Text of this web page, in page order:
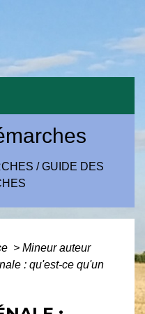
/GUIDE DES
> Mineur auteur
: qu'est-ce qu'un